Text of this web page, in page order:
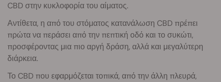
CBD στην κυκλοφορία του αίματος.
Αντίθετα, η από του στόματος κατανάλωση CBD πρέπει
πρώτα να περάσει από την πεπτική οδό και το συκώτι,
προσφέροντας μια πιο αργή δράση, αλλά και μεγαλύτερη
διάρκεια.
Το CBD που εφαρμόζεται τοπικά, από την άλλη πλευρά,